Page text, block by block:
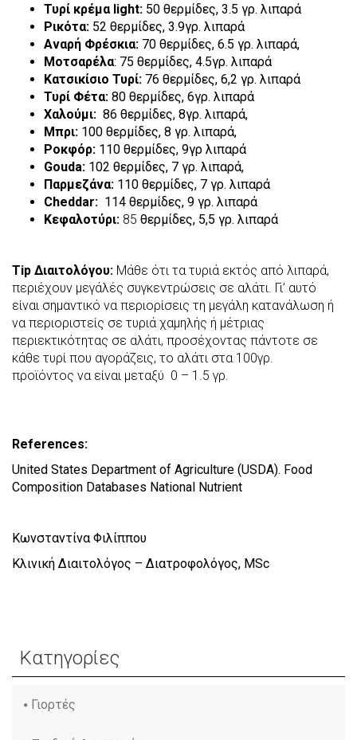
Τυρί κρέμα light: 50 θερμίδες, 3.5 γρ. λιπαρά
Ρικότα: 52 θερμίδες, 3.9γρ. λιπαρά
Αναρή Φρέσκια: 70 θερμίδες, 6.5 γρ. λιπαρά,
Μοτσαρέλα: 75 θερμίδες, 4.5γρ. λιπαρά
Κατσικίσιο Τυρί: 76 θερμίδες, 6,2 γρ. λιπαρά
Τυρί Φέτα: 80 θερμίδες, 6γρ. λιπαρά
Χαλούμι: 86 θερμίδες, 8γρ. λιπαρά,
Μπρι: 100 θερμίδες, 8 γρ. λιπαρά,
Ροκφόρ: 110 θερμίδες, 9γρ λιπαρά
Gouda: 102 θερμίδες, 7 γρ. λιπαρά,
Παρμεζάνα: 110 θερμίδες, 7 γρ. λιπαρά
Cheddar: 114 θερμίδες, 9 γρ. λιπαρά
Κεφαλοτύρι: 85 θερμίδες, 5,5 γρ. λιπαρά
Tip Διαιτολόγου: Μάθε ότι τα τυριά εκτός από λιπαρά,
περιέχουν μεγάλές συγκεντρώσεις σε αλάτι. Γι’ αυτό
είναι σημαντικό να περιορίσεις τη μεγάλη κατανάλωση ή
να περιοριστείς σε τυριά χαμηλής ή μέτριας
περιεκτικότητας σε αλάτι, προσέχοντας πάντοτε σε
κάθε τυρί που αγοράζεις, το αλάτι στα 100γρ.
προϊόντος να είναι μεταξύ 0 – 1.5 γρ.
References:
United States Department of Agriculture (USDA). Food
Composition Databases National Nutrient
Κωνσταντίνα Φιλίππου
Κλινική Διαιτολόγος – Διατροφολόγος, MSc
Κατηγορίες
Γιορτές